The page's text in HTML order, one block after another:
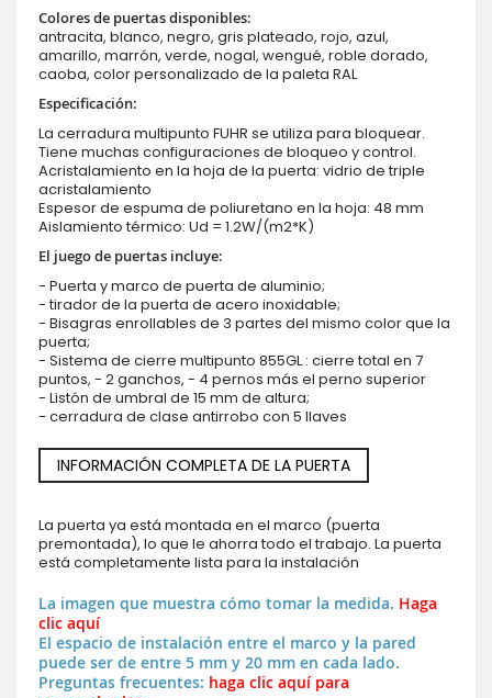
Colores de puertas disponibles:
antracita, blanco, negro, gris plateado, rojo, azul,
amarillo, marrón, verde, nogal, wengué, roble dorado,
caoba, color personalizado de la paleta RAL
Especificación:
La cerradura multipunto FUHR se utiliza para bloquear.
Tiene muchas configuraciones de bloqueo y control.
Acristalamiento en la hoja de la puerta: vidrio de triple
acristalamiento
Espesor de espuma de poliuretano en la hoja: 48 mm
Aislamiento térmico: Ud = 1.2W/(m2*K)
El juego de puertas incluye:
- Puerta y marco de puerta de aluminio;
- tirador de la puerta de acero inoxidable;
- Bisagras enrollables de 3 partes del mismo color que la
puerta;
- Sistema de cierre multipunto 855GL : cierre total en 7
puntos, - 2 ganchos, - 4 pernos más el perno superior
- Listón de umbral de 15 mm de altura;
- cerradura de clase antirrobo con 5 llaves
INFORMACIÓN COMPLETA DE LA PUERTA
La puerta ya está montada en el marco (puerta
premontada), lo que le ahorra todo el trabajo. La puerta
está completamente lista para la instalación
La imagen que muestra cómo tomar la medida. Haga
clic aquí
El espacio de instalación entre el marco y la pared
puede ser de entre 5 mm y 20 mm en cada lado.
Preguntas frecuentes: haga clic aquí para